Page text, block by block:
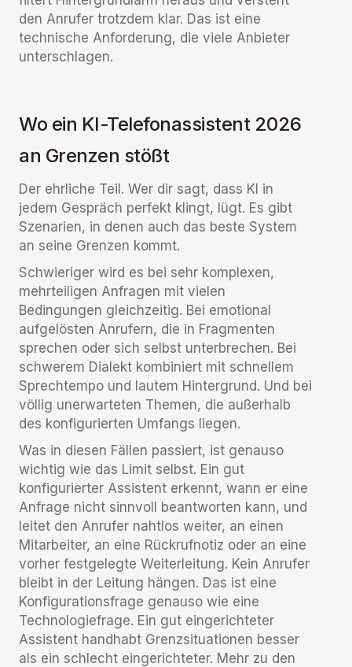
den Anrufer trotzdem klar. Das ist eine
technische Anforderung, die viele Anbieter
unterschlagen.
Wo ein KI-Telefonassistent 2026
an Grenzen stößt
Der ehrliche Teil. Wer dir sagt, dass KI in
jedem Gespräch perfekt klingt, lügt. Es gibt
Szenarien, in denen auch das beste System
an seine Grenzen kommt.
Schwieriger wird es bei sehr komplexen,
mehrteiligen Anfragen mit vielen
Bedingungen gleichzeitig. Bei emotional
aufgelösten Anrufern, die in Fragmenten
sprechen oder sich selbst unterbrechen. Bei
schwerem Dialekt kombiniert mit schnellem
Sprechtempo und lautem Hintergrund. Und bei
völlig unerwarteten Themen, die außerhalb
des konfigurierten Umfangs liegen.
Was in diesen Fällen passiert, ist genauso
wichtig wie das Limit selbst. Ein gut
konfigurierter Assistent erkennt, wann er eine
Anfrage nicht sinnvoll beantworten kann, und
leitet den Anrufer nahtlos weiter, an einen
Mitarbeiter, an eine Rückrufnotiz oder an eine
vorher festgelegte Weiterleitung. Kein Anrufer
bleibt in der Leitung hängen. Das ist eine
Konfigurationsfrage genauso wie eine
Technologiefrage. Ein gut eingerichteter
Assistent handhabt Grenzsituationen besser
als ein schlecht eingerichteter. Mehr zu den